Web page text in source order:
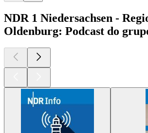
NDR 1 Niedersachsen -
Oldenburg: Podcast do